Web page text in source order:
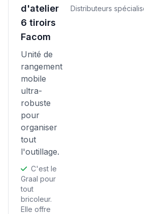
d'atelier
6 tiroirs
Facom
Unité de
rangement
mobile
ultra-
robuste
pour
organiser
tout
l'outillage.
C'est le
Graal pour
tout
bricoleur.
Elle offre
Distributeurs